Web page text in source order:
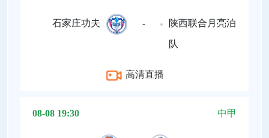
石家庄功夫 - 陕西联合月亮泊
队
高清直播
08-08 19:30 中甲